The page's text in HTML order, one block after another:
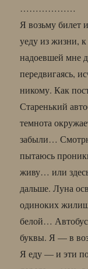
………………
Я возьму билет
уеду из жизни,
надоевшей мне
передвигаясь,
никому. Как
Старенький
темнота
забыли…
пытаюсь
живу… или
дальше. Луна
одиноких
белой…
буквы. Я — в
Я еду — и эти